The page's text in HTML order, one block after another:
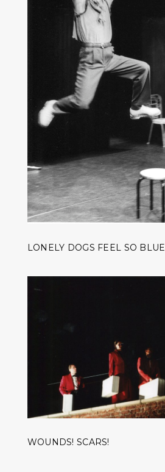
LONELY DOGS FEEL SO BLUE
WOUNDS! SCARS!